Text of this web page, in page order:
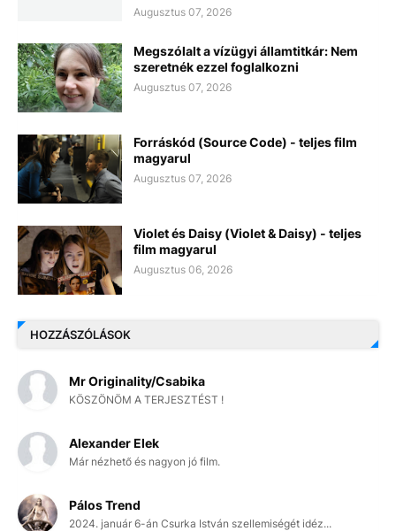
Augusztus 07, 2026
Megszólalt a vízügyi államtitkár: Nem
szeretnék ezzel foglalkozni
Augusztus 07, 2026
Forráskód (Source Code) - teljes film
magyarul
Augusztus 07, 2026
Violet és Daisy (Violet & Daisy) - teljes
film magyarul
Augusztus 06, 2026
HOZZÁSZÓLÁSOK
Mr Originality/Csabika
KÖSZÖNÖM A TERJESZTÉST !
Alexander Elek
Már nézhető és nagyon jó film.
Pálos Trend
2024. január 6-án Csurka István szellemiségét idéz...